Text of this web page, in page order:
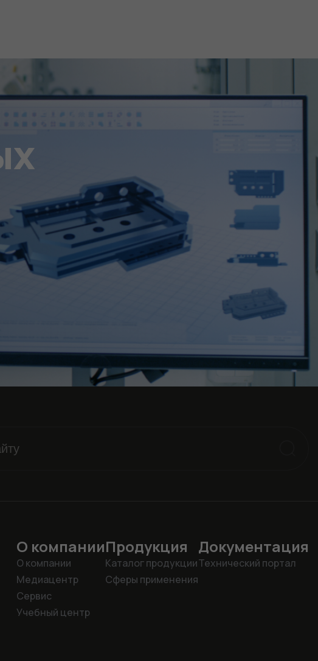
О компании
О компании
Медиацентр
Сервис
Учебный центр
Продукция
Каталог продукции
Сферы применения
Документация
Технический портал